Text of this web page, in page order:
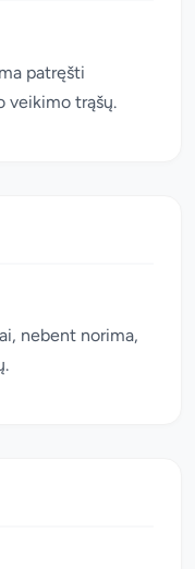
patręšti
veikimo trąšų.
nebent norima,